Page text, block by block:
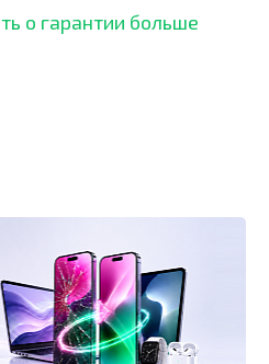
о гарантии больше